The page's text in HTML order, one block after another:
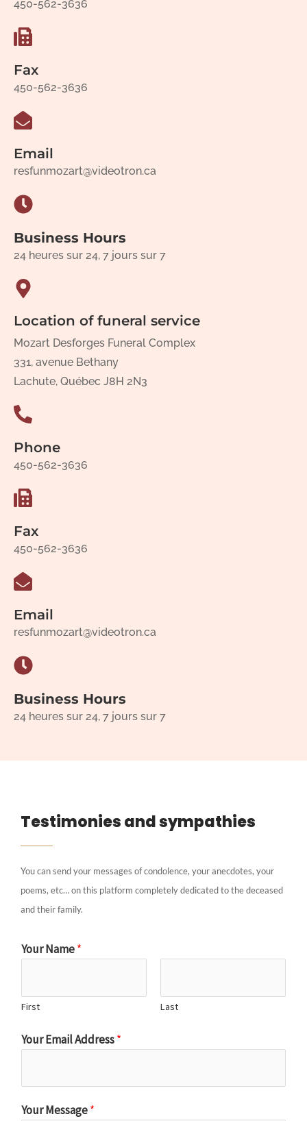
450-562-3636
Fax
450-562-3636
Email
resfunmozart@videotron.ca
Business Hours
24 heures sur 24, 7 jours sur 7
Location of funeral service
Mozart Desforges Funeral Complex
331, avenue Bethany
Lachute, Québec J8H 2N3
Phone
450-562-3636
Fax
450-562-3636
Email
resfunmozart@videotron.ca
Business Hours
24 heures sur 24, 7 jours sur 7
Testimonies and sympathies
You can send your messages of condolence, your anecdotes, your
poems, etc… on this platform completely dedicated to the deceased
and their family.
Your Name*
First Last
Your Email Address*
Your Message*